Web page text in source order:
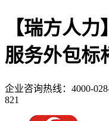
【瑞方人
服务外包标
企业咨询热线：4000-
821